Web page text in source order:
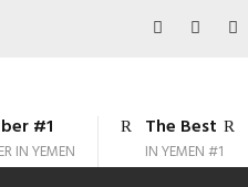
The Best
#1 IN YEMEN
#1
IN YEMEN